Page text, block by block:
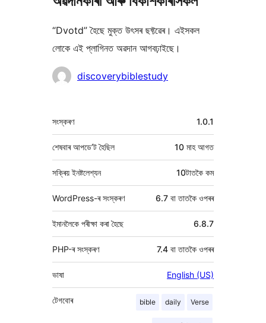
“Dvotd” হৈছে মুক্ত উৎসৰ ছফ্টৱেৰ। এইসকল
লোকে এই প্লাগিনত অৱদান আগবঢ়াইছে।
অৱদানকাৰীসকলdiscoverybiblestudy
মেটা 1.0.1
সংস্কৰণ
10 মাহআগত
শেষবাৰ আপডে’ট হৈছিল
সক্ৰিয় ইনষ্টলেশ্যন 10টাতকৈ কম
WordPress-ৰ সংস্কৰণ 6.7 বা তাতকৈ ওপৰৰ
ইমানলৈকে পৰীক্ষা কৰা হৈছে 6.8.7
PHP-ৰ সংস্কৰণ 7.4 বা তাতকৈ ওপৰৰ
ভাষা English (US)
bible daily Verse
টেগবোৰ